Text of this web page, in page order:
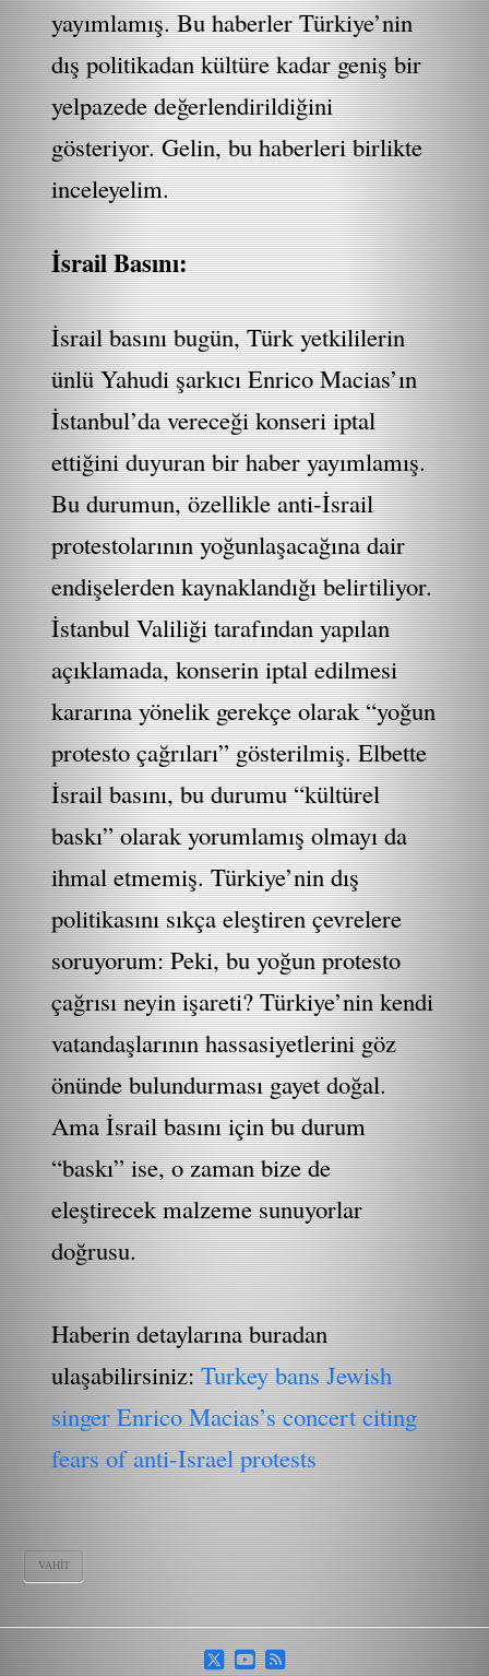
yayımlamış. Bu haberler Türkiye’nin
dış politikadan kültüre kadar geniş bir
yelpazede değerlendirildiğini
gösteriyor. Gelin, bu haberleri birlikte
inceleyelim.
İsrail Basını:
İsrail basını bugün, Türk yetkililerin
ünlü Yahudi şarkıcı Enrico Macias’ın
İstanbul’da vereceği konseri iptal
ettiğini duyuran bir haber yayımlamış.
Bu durumun, özellikle anti-İsrail
protestolarının yoğunlaşacağına dair
endişelerden kaynaklandığı belirtiliyor.
İstanbul Valiliği tarafından yapılan
açıklamada, konserin iptal edilmesi
kararına yönelik gerekçe olarak “yoğun
protesto çağrıları” gösterilmiş. Elbette
İsrail basını, bu durumu “kültürel
baskı” olarak yorumlamış olmayı da
ihmal etmemiş. Türkiye’nin dış
politikasını sıkça eleştiren çevrelere
soruyorum: Peki, bu yoğun protesto
çağrısı neyin işareti? Türkiye’nin kendi
vatandaşlarının hassasiyetlerini göz
önünde bulundurması gayet doğal.
Ama İsrail basını için bu durum
“baskı” ise, o zaman bize de
eleştirecek malzeme sunuyorlar
doğrusu.
Haberin detaylarına buradan
ulaşabilirsiniz:Turkey bans Jewish
singer Enrico Macias’s concert citing
fears of anti-Israel protests
VAHIT